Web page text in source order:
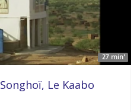
27 min'
Le Kaabo